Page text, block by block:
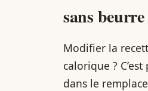
sans
Modifier la
calorique ?
dans le